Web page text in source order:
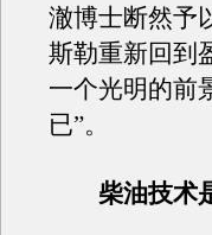
澈博士断然予
斯勒重新回到
一个光明的前
已”。
柴油技术